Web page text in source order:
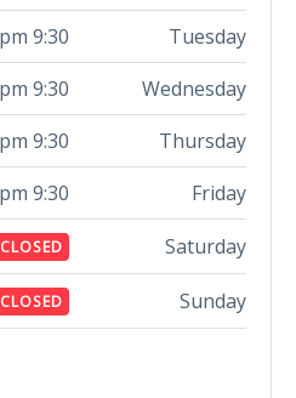
Tuesday
9:30 am - 6.00 pm
Wednesday
9:30 am - 6.00 pm
Thursday
9:30 am - 6.00 pm
Friday
9:30 am - 5.00 pm
Saturday
CLOSED
Sunday
CLOSED